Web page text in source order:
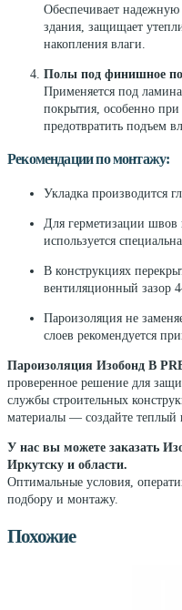
Обеспечивает
здания, защищает
накопления влаги.
Полы под финишное
Применяется под
покрытия, особенно
предотвратить подъем
Рекомендации по монтажу:
Укладка производится
Для герметизации
используется
В конструкциях
вентиляционный зазор
Пароизоляция не
слоев рекомендуется
Пароизоляция Изобонд B
проверенное решение для
службы строительных
материалы — создайте
У нас вы можете заказать
Иркутску и области.
Оптимальные условия,
подбору и монтажу.
Похожие